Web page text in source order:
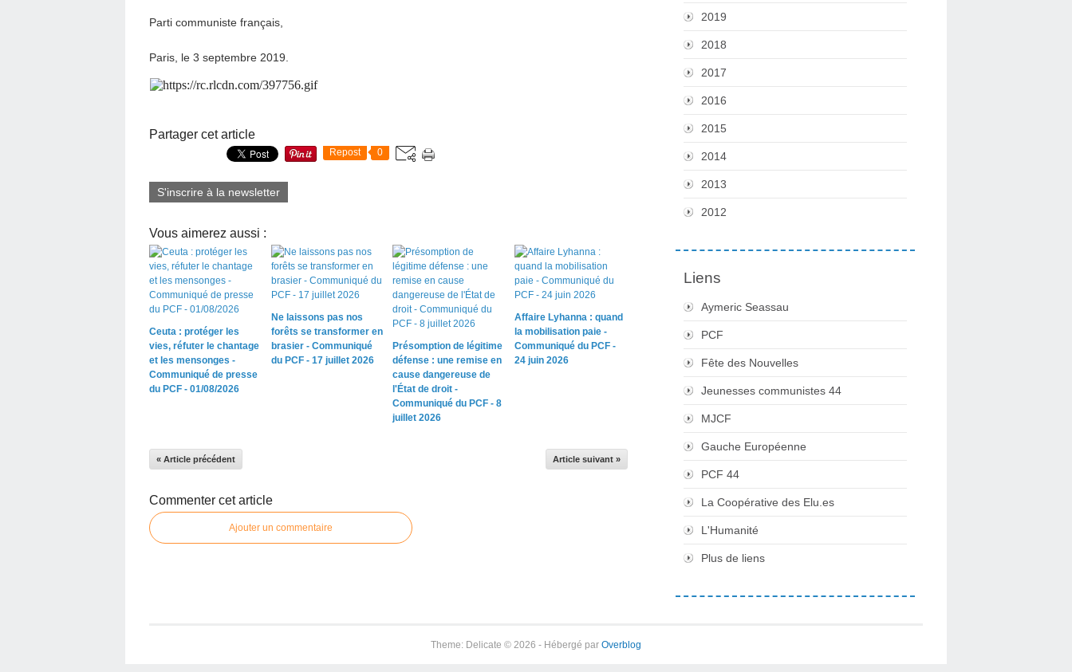
Parti communiste français,
Paris, le 3 septembre 2019.
Partager cet article
Repost 0
S'inscrire à la newsletter
Vous aimerez aussi :
Ceuta : protéger les
vies, réfuter le chantage
et les mensonges -
Communiqué de presse
du PCF - 01/08/2026
Ne laissons pas nos
forêts se transformer en
brasier - Communiqué
du PCF - 17 juillet 2026
Présomption de légitime
défense : une remise en
cause dangereuse de
l'État de droit -
Communiqué du PCF - 8
juillet 2026
Affaire Lyhanna : quand
la mobilisation paie -
Communiqué du PCF -
24 juin 2026
« Article précédent Article suivant »
Commenter cet article
Ajouter un commentaire
2019
2018
2017
2016
2015
2014
2013
2012
Liens
Aymeric Seassau
PCF
Fête des Nouvelles
Jeunesses communistes 44
MJCF
Gauche Européenne
PCF 44
La Coopérative des Elu.es
L'Humanité
Plus de liens
Theme: Delicate © 2026 - Hébergé par Overblog